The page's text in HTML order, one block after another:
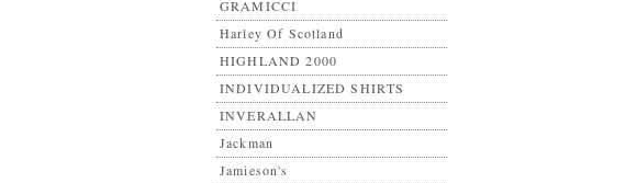
GRAMICCI
Harley Of Scotland
HIGHLAND 2000
INDIVIDUALIZED SHIRTS
INVERALLAN
Jackman
Jamieson's